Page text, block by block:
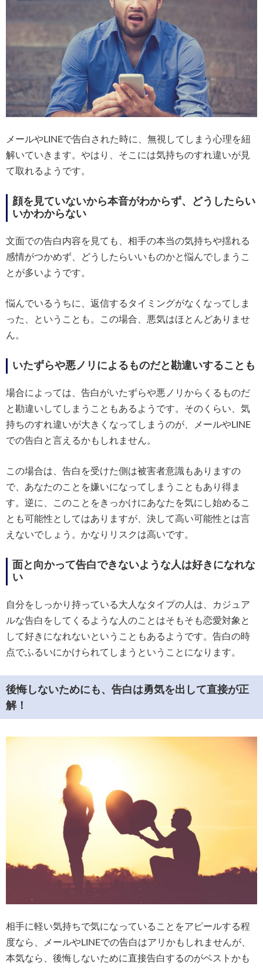
メールやLINEで告白された時に、無視してしまう心理を紐
解いていきます。やはり、そこには気持ちのすれ違いが見
て取れるようです。
顔を見ていないから本音がわからず、どうしたらい
いかわからない
文面での告白内容を見ても、相手の本当の気持ちや揺れる
感情がつかめず、どうしたらいいものかと悩んでしまうこ
とが多いようです。
悩んでいるうちに、返信するタイミングがなくなってしま
った、ということも。この場合、悪気はほとんどありませ
ん。
いたずらや悪ノリによるものだと勘違いすることも
場合によっては、告白がいたずらや悪ノリからくるものだ
と勘違いしてしまうこともあるようです。そのくらい、気
持ちのすれ違いが大きくなってしまうのが、メールやLINE
での告白と言えるかもしれません。
この場合は、告白を受けた側は被害者意識もありますの
で、あなたのことを嫌いになってしまうこともあり得ま
す。逆に、このことをきっかけにあなたを気にし始めるこ
とも可能性としてはありますが、決して高い可能性とは言
えないでしょう。かなりリスクは高いです。
面と向かって告白できないような人は好きになれな
い
自分をしっかり持っている大人なタイプの人は、カジュア
ルな告白をしてくるような人のことはそもそも恋愛対象と
して好きになれないということもあるようです。告白の時
点でふるいにかけられてしまうということになります。
後悔しないためにも、告白は勇気を出して直接が正
解！
相手に軽い気持ちで気になっていることをアピールする程
度なら、メールやLINEでの告白はアリかもしれませんが、
本気なら、後悔しないために直接告白するのがベストかも